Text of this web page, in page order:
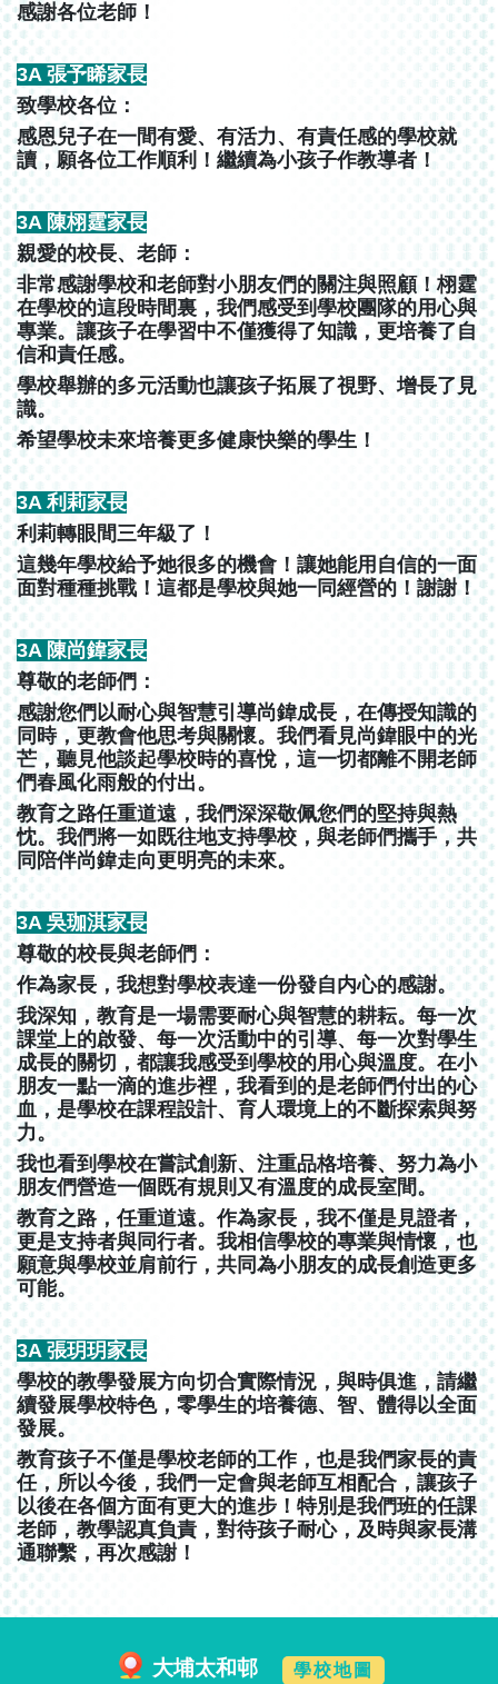
感謝各位老師！
3A 張予睎家長
致學校各位：
感恩兒子在一間有愛、有活力、有責任感的學校就
讀，願各位工作順利！繼續為小孩子作教導者！
3A 陳栩霆家長
親愛的校長、老師：
非常感謝學校和老師對小朋友們的關注與照顧！栩霆
在學校的這段時間裏，我們感受到學校團隊的用心與
專業。讓孩子在學習中不僅獲得了知識，更培養了自
信和責任感。
學校舉辦的多元活動也讓孩子拓展了視野、增長了見
識。
希望學校未來培養更多健康快樂的學生！
3A 利莉家長
利莉轉眼間三年級了！
這幾年學校給予她很多的機會！讓她能用自信的一面
面對種種挑戰！這都是學校與她一同經營的！謝謝！
3A 陳尚鍏家長
尊敬的老師們：
感謝您們以耐心與智慧引導尚鍏成長，在傳授知識的
同時，更教會他思考與關懷。我們看見尚鍏眼中的光
芒，聽見他談起學校時的喜悅，這一切都離不開老師
們春風化雨般的付出。
教育之路任重道遠，我們深深敬佩您們的堅持與熱
忱。我們將一如既往地支持學校，與老師們攜手，共
同陪伴尚鍏走向更明亮的未來。
3A 吳珈淇家長
尊敬的校長與老師們：
作為家長，我想對學校表達一份發自内心的感謝。
我深知，教育是一場需要耐心與智慧的耕耘。每一次
課堂上的啟發、每一次活動中的引導、每一次對學生
成長的關切，都讓我感受到學校的用心與溫度。在小
朋友一點一滴的進步裡，我看到的是老師們付出的心
血，是學校在課程設計、育人環境上的不斷探索與努
力。
我也看到學校在嘗試創新、注重品格培養、努力為小
朋友們營造一個既有規則又有溫度的成長室間。
教育之路，任重道遠。作為家長，我不僅是見證者，
更是支持者與同行者。我相信學校的專業與情懷，也
願意與學校並肩前行，共同為小朋友的成長創造更多
可能。
3A 張玥玥家長
學校的教學發展方向切合實際情況，與時俱進，請繼
續發展學校特色，零學生的培養德、智、體得以全面
發展。
教育孩子不僅是學校老師的工作，也是我們家長的責
任，所以今後，我們一定會與老師互相配合，讓孩子
以後在各個方面有更大的進步！特別是我們班的任課
老師，教學認真負責，對待孩子耐心，及時與家長溝
通聯繫，再次感謝！
大埔太和邨 學校地圖